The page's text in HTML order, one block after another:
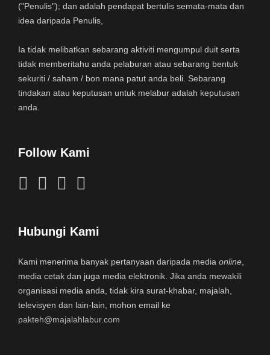
("Penulis"); dan adalah pendapat bertulis semata-mata dan
idea daripada Penulis,
Ia tidak melibatkan sebarang aktiviti mengumpul duit serta
tidak memberitahu anda pelaburan atau sebarang bentuk
sekuriti / saham / bon mana patut anda beli. Sebarang
tindakan atau keputusan untuk melabur adalah keputusan
anda.
Follow Kami
Hubungi Kami
Kami menerima banyak pertanyaan daripada media online,
media cetak dan juga media elektronik. Jika anda mewakili
organisasi media anda, tidak kira surat-khabar, majalah,
televisyen dan lain-lain, mohon email ke
pakteh@majalahlabur.com